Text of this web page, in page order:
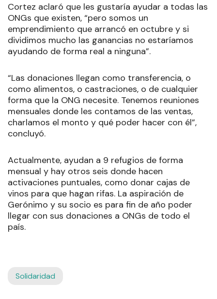
Cortez aclaró que les gustaría ayudar a todas las
ONGs que existen, “pero somos un
emprendimiento que arrancó en octubre y si
dividimos mucho las ganancias no estaríamos
ayudando de forma real a ninguna”.
“Las donaciones llegan como transferencia, o
como alimentos, o castraciones, o de cualquier
forma que la ONG necesite. Tenemos reuniones
mensuales donde les contamos de las ventas,
charlamos el monto y qué poder hacer con él”,
concluyó.
Actualmente, ayudan a 9 refugios de forma
mensual y hay otros seis donde hacen
activaciones puntuales, como donar cajas de
vinos para que hagan rifas. La aspiración de
Gerónimo y su socio es para fin de año poder
llegar con sus donaciones a ONGs de todo el
país.
Solidaridad